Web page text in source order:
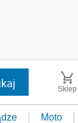
Sklep
Moto